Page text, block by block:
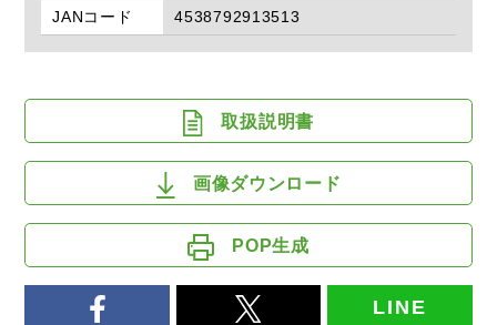
JANコード
4538792913513
取扱説明書
画像ダウンロード
POP生成
LINE